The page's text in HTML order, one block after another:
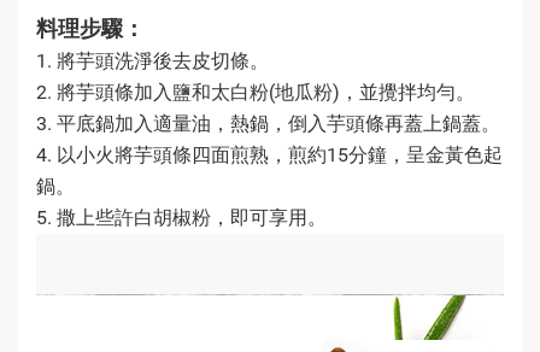
料理步驟：
1. 將芋頭洗淨後去皮切條。
2. 將芋頭條加入鹽和太白粉(地瓜粉)，並攪拌均勻。
3. 平底鍋加入適量油，熱鍋，倒入芋頭條再蓋上鍋蓋。
4. 以小火將芋頭條四面煎熟，煎約15分鐘，呈金黃色起
鍋。
5. 撒上些許白胡椒粉，即可享用。